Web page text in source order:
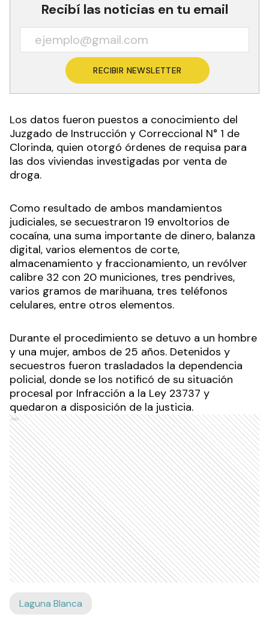
Recibí las noticias en tu email
RECIBIR NEWSLETTER
Los datos fueron puestos a conocimiento del
Juzgado de Instrucción y Correccional N° 1 de
Clorinda, quien otorgó órdenes de requisa para
las dos viviendas investigadas por venta de
droga.
Como resultado de ambos mandamientos
judiciales, se secuestraron 19 envoltorios de
cocaína, una suma importante de dinero, balanza
digital, varios elementos de corte,
almacenamiento y fraccionamiento, un revólver
calibre 32 con 20 municiones, tres pendrives,
varios gramos de marihuana, tres teléfonos
celulares, entre otros elementos.
Durante el procedimiento se detuvo a un hombre
y una mujer, ambos de 25 años. Detenidos y
secuestros fueron trasladados la dependencia
policial, donde se los notificó de su situación
procesal por Infracción a la Ley 23737 y
quedaron a disposición de la justicia.
Ads
Laguna Blanca